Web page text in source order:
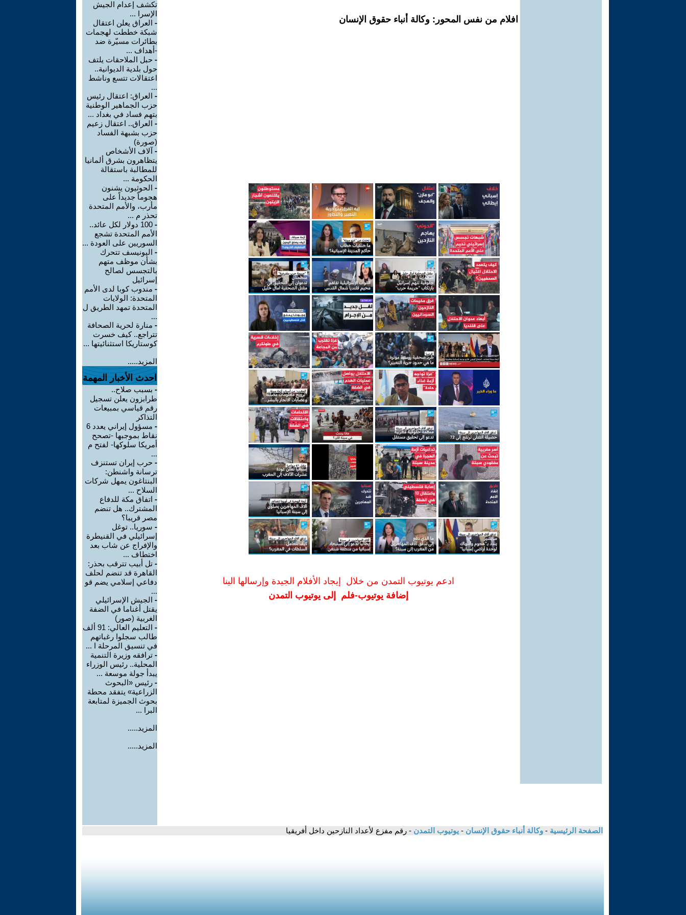
افلام من نفس المحور: وكالة أنباء حقوق الإنسان
ادعم يوتيوب التمدن من خلال إيجاد الأفلام الجيدة وإرسالها الينا
إضافة يوتيوب-فلم إلى يوتيوب التمدن
تكشف إعدام الجيش
الإسرا ...
- العراق يعلن اعتقال
شبكة خططت لهجمات
بطائرات مسيّرة ضد
-أهداف ...
- حبل الملاحقات يلتف
حول بلدية الديوانية..
اعتقالات تتسع وناشط
...
- العراق: اعتقال رئيس
حزب الجماهير الوطنية
بتهم فساد في بغداد ...
- العراق.. اعتقال زعيم
حزب بشبهة الفساد
(صورة)
- آلاف الأشخاص
يتظاهرون بشرق ألمانيا
للمطالبة باستقالة
الحكومة ...
- الحوثيون يشنون
هجوماً جديداً على
مأرب، والأمم المتحدة
تحذر م ...
-
100 دولار لكل عائد..
الأمم المتحدة تشجع
السوريين على العودة ...
- اليونيسف تتحرك
بشأن موظف متهم
بالتجسس لصالح
إسرائيل
- مندوب كوبا لدى الأمم
المتحدة: الولايات
المتحدة تمهد الطريق ل
...
- منارة لحرية الصحافة
تتراجع.. كيف خسرت
كوستاريكا استثنائيتها ...
المزيد.....
احدث الأخبار المهمة
- بسبب صلاح..
طرابزون يعلن تسجيل
رقم قياسي بمبيعات
التذاكر
-
مسؤول إيراني يعدد 6
نقاط بموجبها -تصحح
أمريكا سلوكها- لفتح م
...
- حرب إيران تستنزف
ترسانة واشنطن:
البنتاغون يمهل شركات
السلاح ...
- اتفاق مكة للدفاع
المشترك.. هل تنضم
مصر قريبا؟
- سوريا.. توغل
إسرائيلي في القنيطرة
والإفراج عن شاب بعد
اختطاف ...
- تل أبيب تترقب بحذر:
القاهرة قد تنضم لحلف
دفاعي إسلامي يضم قو
...
- الجيش الإسرائيلي
يقتل أغناما في الضفة
الغربية (صور)
-
التعليم العالي: 91 ألف
طالب سجلوا رغباتهم
في تنسيق المرحلة ا ...
- ترافقه وزيرة التنمية
المحلية.. رئيس الوزراء
يبدأ جولة موسعة ...
- رئيس «البحوث
الزراعية» يتفقد محطة
بحوث الجميزة لمتابعة
البرا ...
المزيد.....
المزيد.....
الصفحة الرئيسية - وكالة أنباء حقوق الإنسان - يوتيوب التمدن - رقم مفزع لأعداد النازحين داخل أفريقيا